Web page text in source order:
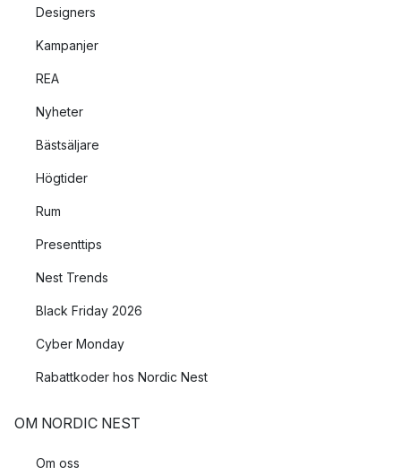
Designers
Kampanjer
REA
Nyheter
Bästsäljare
Högtider
Rum
Presenttips
Nest Trends
Black Friday 2026
Cyber Monday
Rabattkoder hos Nordic Nest
OM NORDIC NEST
Om oss